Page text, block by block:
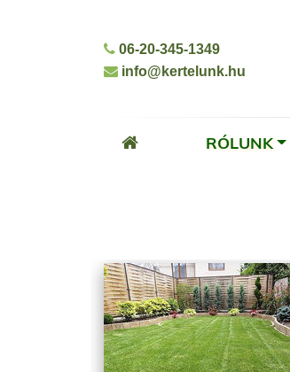
06-20-345-1349
info@kertelunk.hu
RÓLUNK